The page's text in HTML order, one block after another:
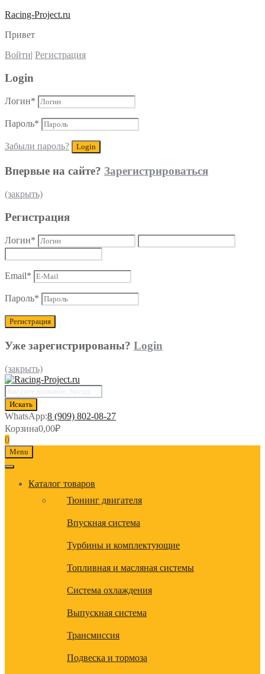
Racing-Project.ru
Привет
Войти| Регистрация
Login
Логин*
Пароль*
Забыли пароль?
Впервые на сайте? Зарегистрироваться
(закрыть)
Регистрация
Логин*
Email*
Пароль*
Уже зарегистрированы? Login
(закрыть)
Поиск
товаров
Искать
WhatsApp:8 (909) 802-08-27
Корзина0,00₽
0
Menu
Каталог товаров
Тюнинг двигателя
Впускная система
Турбины и комплектующие
Топливная и масляная системы
Система охлаждения
Выпускная система
Трансмиссия
Подвеска и тормоза